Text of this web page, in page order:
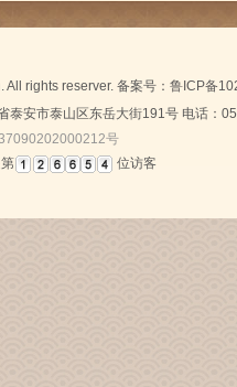
rights reserver. 备案号： 鲁ICP备
泰安市泰山区东岳大街191号 电话：
号
位访客